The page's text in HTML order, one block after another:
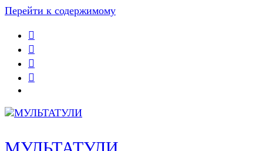
Перейти к содержимому